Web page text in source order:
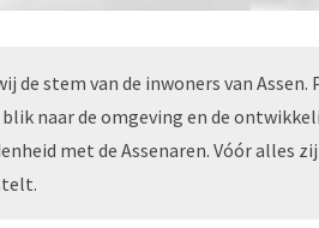
de stem van de inwoners van
naar de omgeving en de
met de Assenaren. Vóór alles